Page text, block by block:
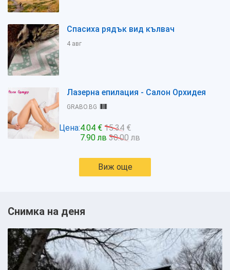
Спасиха рядък вид кълвач
4 авг
Лазерна епилация - Салон Орхидея
GRABO.BG
Цена:4.04 € 15.34 €
7.90 лв 30.00 лв
Виж още
Снимка на деня